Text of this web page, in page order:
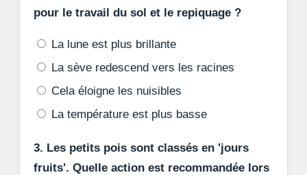
pour le travail du sol et le repiquage ?
La lune est plus brillante
La sève redescend vers les racines
Cela éloigne les nuisibles
La température est plus basse
3. Les petits pois sont classés en 'jours
fruits'. Quelle action est recommandée lors